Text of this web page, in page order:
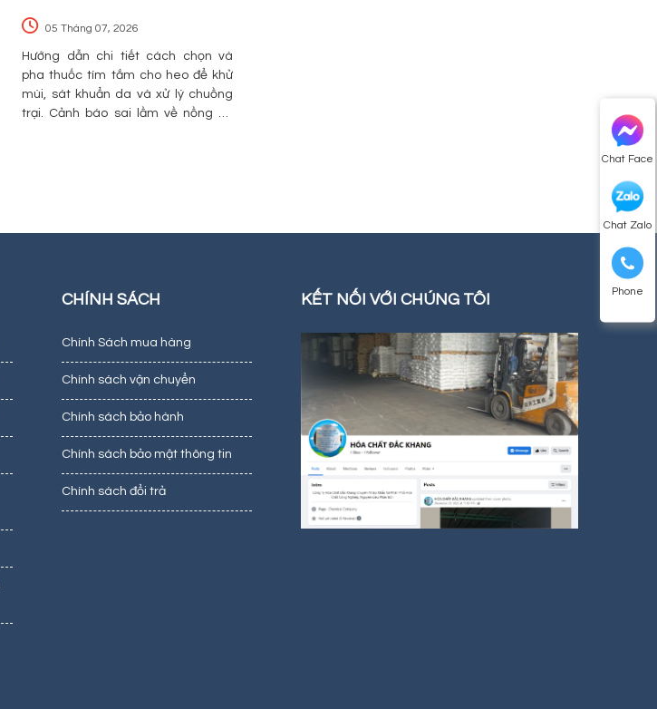
Chat Face
Chat Zalo
Phone
Lưu Ý An Toàn
05 Tháng 07, 2026
Hướng dẫn chi tiết cách chọn và
pha thuốc tím tắm cho heo để khử
mùi, sát khuẩn da và xử lý chuồng
trại. Cảnh báo sai lầm về nồng độ
CHÍNH SÁCH
Chính Sách mua hàng
Chính sách vận chuyển
Chính sách bảo hành
Chính sách bảo mật thông tin
Chính sách đổi trả
KẾT NỐI VỚI CHÚNG TÔI